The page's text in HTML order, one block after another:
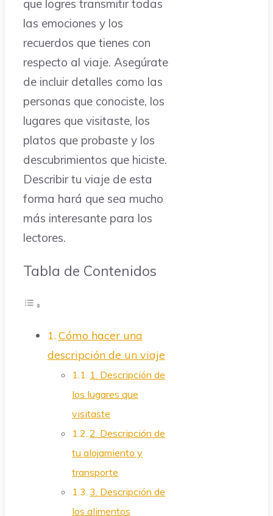
que logres transmitir todas
las emociones y los
recuerdos que tienes con
respecto al viaje. Asegúrate
de incluir detalles como las
personas que conociste, los
lugares que visitaste, los
platos que probaste y los
descubrimientos que hiciste.
Describir tu viaje de esta
forma hará que sea mucho
más interesante para los
lectores.
Tabla de Contenidos
Cómo hacer una
descripción de un viaje
1. Descripción de
los lugares que
visitaste
2. Descripción de
tu alojamiento y
transporte
3. Descripción de
los alimentos